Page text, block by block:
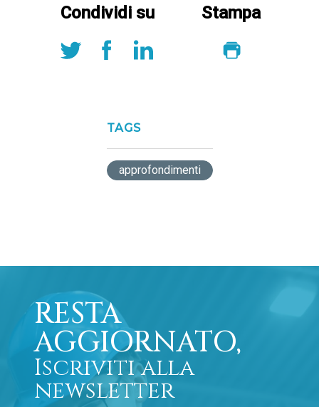
Condividi su Stampa
TAGS
approfondimenti
RESTA
AGGIORNATO,
Iscriviti alla
newsletter